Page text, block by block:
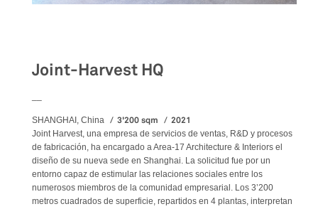
Joint-Harvest HQ
SHANGHAI, China 3'200 sqm 2021
Joint Harvest, una empresa de servicios de ventas, R&D y procesos
de fabricación, ha encargado a Area-17 Architecture & Interiors el
diseño de su nueva sede en Shanghai. La solicitud fue por un
entorno capaz de estimular las relaciones sociales entre los
numerosos miembros de la comunidad empresarial. Los 3’200
metros cuadrados de superficie, repartidos en 4 plantas, interpretan